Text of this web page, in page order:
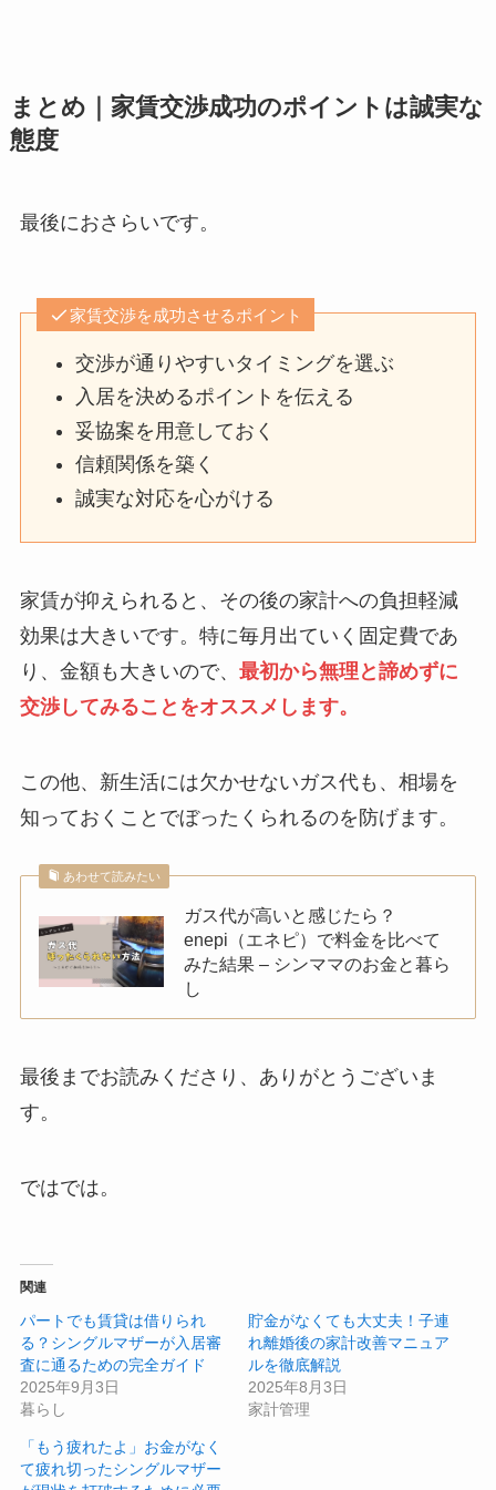
まとめ｜家賃交渉成功のポイントは誠実な
態度
最後におさらいです。
家賃交渉を成功させるポイント
交渉が通りやすいタイミングを選ぶ
入居を決めるポイントを伝える
妥協案を用意しておく
信頼関係を築く
誠実な対応を心がける
家賃が抑えられると、その後の家計への負担軽減
効果は大きいです。特に毎月出ていく固定費であ
り、金額も大きいので、 最初から無理と諦めずに
交渉してみることをオススメします。
この他、新生活には欠かせないガス代も、相場を
知っておくことでぼったくられるのを防げます。
あわせて読みたい
ガス代が高いと感じたら？
enepi（エネピ）で料金を比べて
みた結果 – シンママのお金と暮ら
し
最後までお読みくださり、ありがとうございま
す。
ではでは。
関連
パートでも賃貸は借りられ
る？シングルマザーが入居審
査に通るための完全ガイド
2025年9月3日
暮らし
貯金がなくても大丈夫！子連
れ離婚後の家計改善マニュア
ルを徹底解説
2025年8月3日
家計管理
「もう疲れたよ」お金がなく
て疲れ切ったシングルマザー